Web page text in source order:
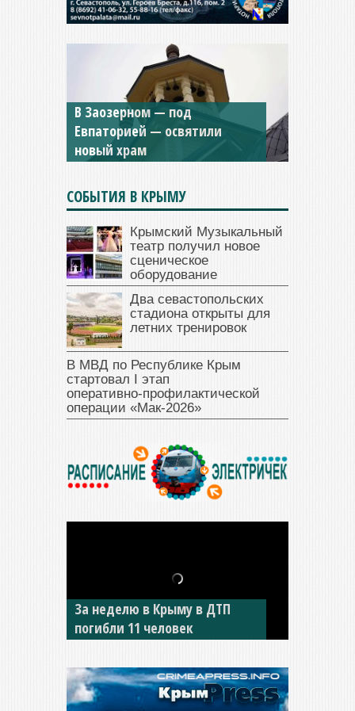
Мужской монастырь Косьмы
и Дамиана в Крыму вновь
открыт для посещения
СОБЫТИЯ В КРЫМУ
Крымский Музыкальный
театр получил новое
сценическое
оборудование
Два севастопольских
стадиона открыты для
летних тренировок
В МВД по Республике Крым
стартовал I этап
оперативно‑профилактической
операции «Мак‑2026»
В Джанкое водитель ВАЗа
сбил двух детей на «зебре»